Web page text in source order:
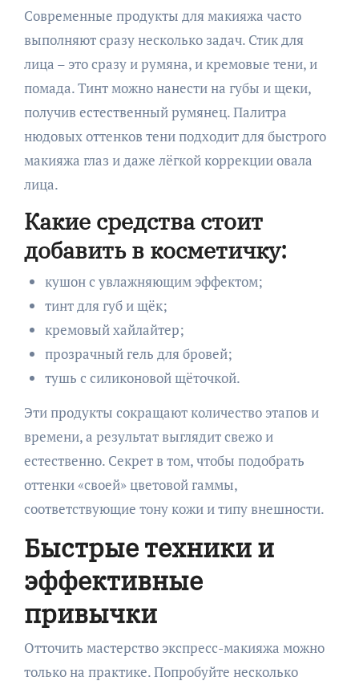
Современные продукты для макияжа часто
выполняют сразу несколько задач. Стик для
лица – это сразу и румяна, и кремовые тени, и
помада. Тинт можно нанести на губы и щеки,
получив естественный румянец. Палитра
нюдовых оттенков тени подходит для быстрого
макияжа глаз и даже лёгкой коррекции овала
лица.
Какие средства стоит
добавить в косметичку:
кушон с увлажняющим эффектом;
тинт для губ и щёк;
кремовый хайлайтер;
прозрачный гель для бровей;
тушь с силиконовой щёточкой.
Эти продукты сокращают количество этапов и
времени, а результат выглядит свежо и
естественно. Секрет в том, чтобы подобрать
оттенки «своей» цветовой гаммы,
соответствующие тону кожи и типу внешности.
Быстрые техники и
эффективные
привычки
Отточить мастерство экспресс-макияжа можно
только на практике. Попробуйте несколько